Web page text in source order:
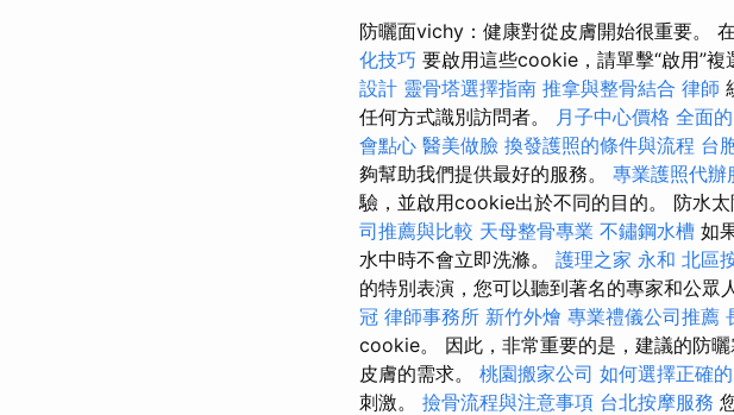
防曬面vichy：健康對從皮膚開始很重要。
化技巧 要啟用這些cookie，請單擊“啟用”複
設計 靈骨塔選擇指南 推拿與整骨結合 律師
任何方式識別訪問者。
月子中心價格 全面
會點心 醫美做臉 換發護照的條件與流程 台
夠幫助我們提供最好的服務。 專業護照代辦
驗，並啟用cookie出於不同的目的。 防水太
司推薦與比較 天母整骨專業 不鏽鋼水槽 如
水中時不會立即洗滌。 護理之家 永和 北區
的特別表演，您可以聽到著名的專家和公眾
冠 律師事務所 新竹外燴 專業禮儀公司推薦
cookie。 因此，非常重要的是，建議的防
皮膚的需求。 桃園搬家公司 如何選擇正確
刺激。 撿骨流程與注意事項 台北按摩服務